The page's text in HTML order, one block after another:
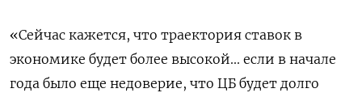
«Сейчас кажется, что траектория ставок в
экономике будет более высокой... если в начале
года было еще недоверие, что ЦБ будет долго